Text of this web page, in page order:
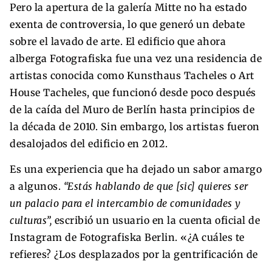
Pero la apertura de la galería Mitte no ha estado
exenta de controversia, lo que generó un debate
sobre el lavado de arte. El edificio que ahora
alberga Fotografiska fue una vez una residencia de
artistas conocida como Kunsthaus Tacheles o Art
House Tacheles, que funcionó desde poco después
de la caída del Muro de Berlín hasta principios de
la década de 2010. Sin embargo, los artistas fueron
desalojados del edificio en 2012.
Es una experiencia que ha dejado un sabor amargo
a algunos. “Estás hablando de que [sic] quieres ser
un palacio para el intercambio de comunidades y
culturas”, escribió un usuario en la cuenta oficial de
Instagram de Fotografiska Berlin. «¿A cuáles te
refieres? ¿Los desplazados por la gentrificación de